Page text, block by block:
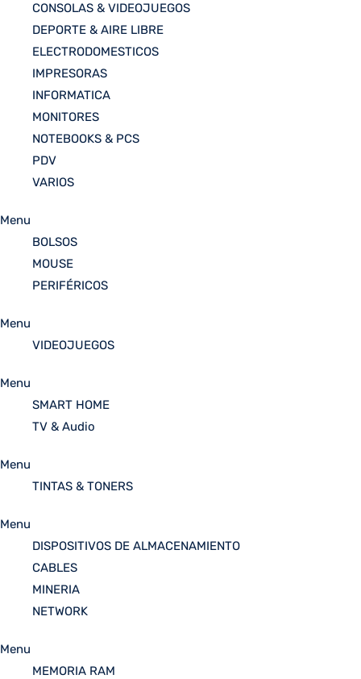
CONSOLAS & VIDEOJUEGOS
DEPORTE & AIRE LIBRE
ELECTRODOMESTICOS
IMPRESORAS
INFORMATICA
MONITORES
NOTEBOOKS & PCS
PDV
VARIOS
Menu
BOLSOS
MOUSE
PERIFÉRICOS
Menu
VIDEOJUEGOS
Menu
SMART HOME
TV & Audio
Menu
TINTAS & TONERS
Menu
DISPOSITIVOS DE ALMACENAMIENTO
CABLES
MINERIA
NETWORK
Menu
MEMORIA RAM